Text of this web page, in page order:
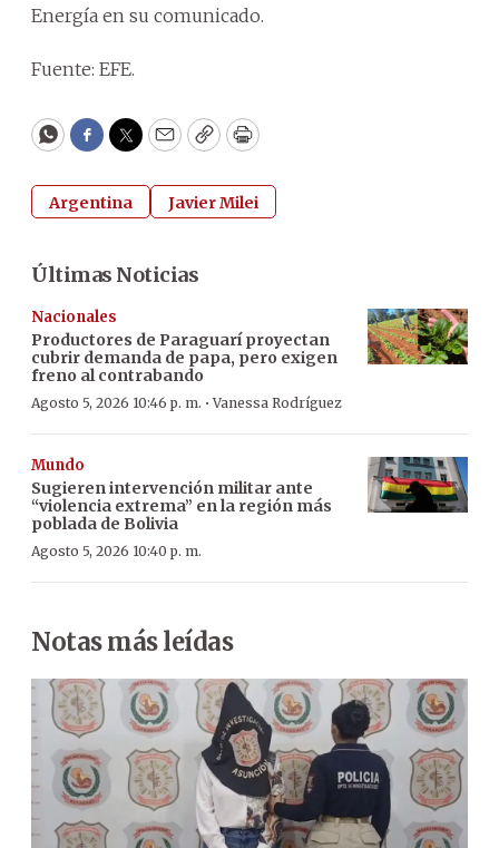
Energía en su comunicado.
Fuente: EFE.
WhatsApp
Facebook
Twitter
EmailCopyPrint
Argentina Javier Milei
Últimas Noticias
Nacionales
Productores de Paraguarí proyectan
cubrir demanda de papa, pero exigen
freno al contrabando
Agosto 5, 2026 10:46 p. m. ·Vanessa Rodríguez
Mundo
Sugieren intervención militar ante
“violencia extrema” en la región más
poblada de Bolivia
Agosto 5, 2026 10:40 p. m.
Notas más leídas